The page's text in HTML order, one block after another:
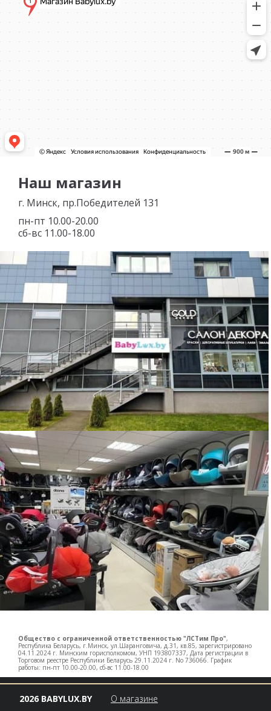
Наш магазин
г. Минск, пр.Победителей 131
пн-пт 10.00-20.00
сб-вс 11.00-18.00
Общество с ограниченной ответственностью "ЛСТим Про",
Республика Беларусь, г.Минск, ул.Шаранговича, д.31, кв.85, зарегистрировано
04.11.2024 г. Минским горисполкомом, УНП 193807337, Дата регистрации в
Торговом реестре Республики Беларусь 29.11.2024 г. No 736066. График
работы: пн-пт 10.00-20.00, сб-вс 11.00-18.00
2026 BABYLUX.BY
О магазине